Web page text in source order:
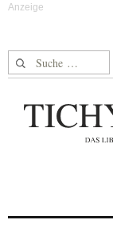
Suche nach: